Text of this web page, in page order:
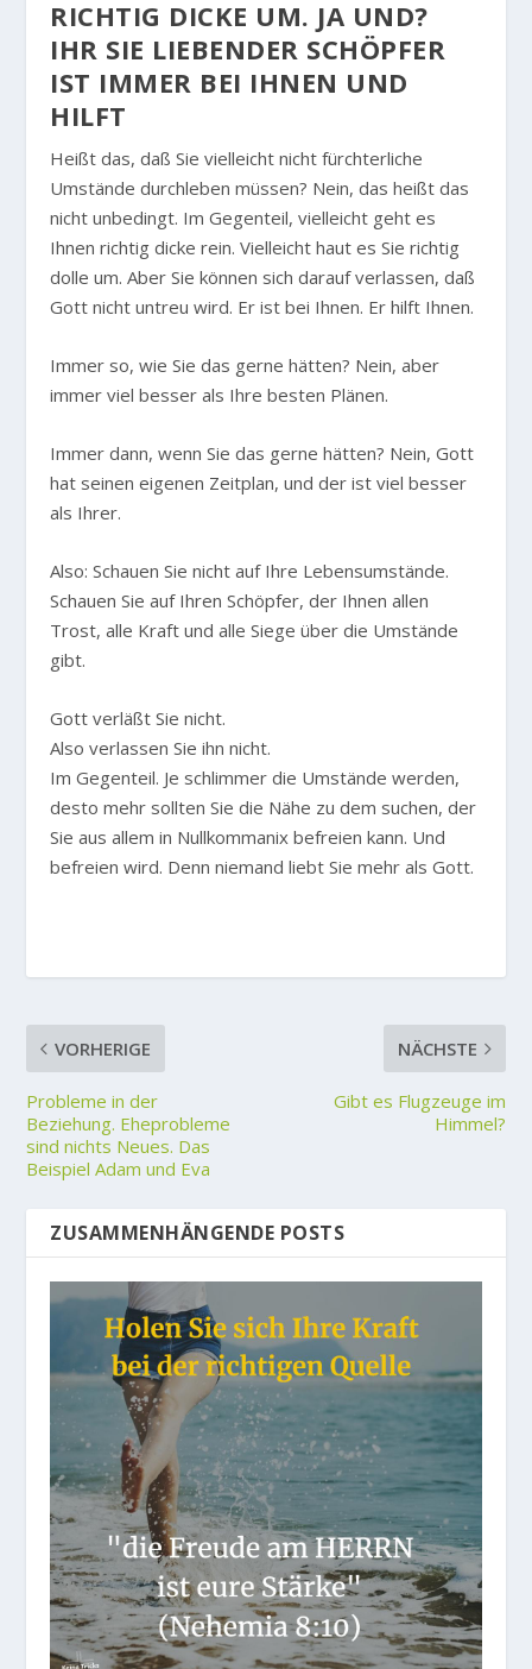
RICHTIG DICKE UM. JA UND?
IHR SIE LIEBENDER SCHÖPFER
IST IMMER BEI IHNEN UND
HILFT
Heißt das, daß Sie vielleicht nicht fürchterliche
Umstände durchleben müssen? Nein, das heißt das
nicht unbedingt. Im Gegenteil, vielleicht geht es
Ihnen richtig dicke rein. Vielleicht haut es Sie richtig
dolle um. Aber Sie können sich darauf verlassen, daß
Gott nicht untreu wird. Er ist bei Ihnen. Er hilft Ihnen.
Immer so, wie Sie das gerne hätten? Nein, aber
immer viel besser als Ihre besten Plänen.
Immer dann, wenn Sie das gerne hätten? Nein, Gott
hat seinen eigenen Zeitplan, und der ist viel besser
als Ihrer.
Also: Schauen Sie nicht auf Ihre Lebensumstände.
Schauen Sie auf Ihren Schöpfer, der Ihnen allen
Trost, alle Kraft und alle Siege über die Umstände
gibt.
Gott verläßt Sie nicht.
Also verlassen Sie ihn nicht.
Im Gegenteil. Je schlimmer die Umstände werden,
desto mehr sollten Sie die Nähe zu dem suchen, der
Sie aus allem in Nullkommanix befreien kann. Und
befreien wird. Denn niemand liebt Sie mehr als Gott.
VORHERIGE
Probleme in der
Beziehung. Eheprobleme
sind nichts Neues. Das
Beispiel Adam und Eva
NÄCHSTE
Gibt es Flugzeuge im
Himmel?
ZUSAMMENHÄNGENDE POSTS